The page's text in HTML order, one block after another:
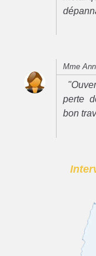
Mme
perte
bon